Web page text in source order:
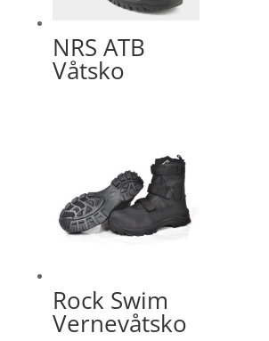
NRS ATB
Våtsko
Rock Swim
Vernevåtsko